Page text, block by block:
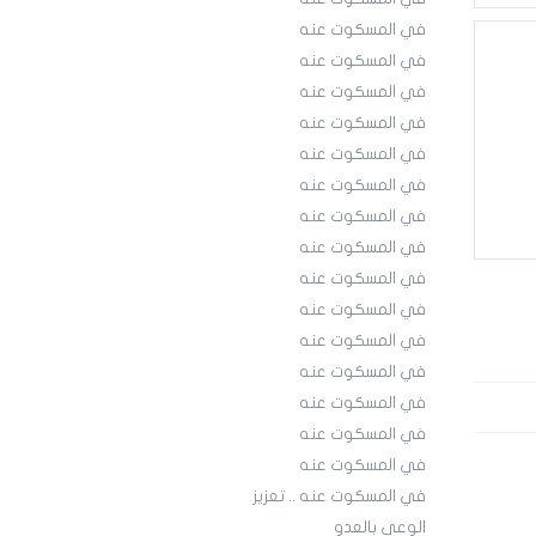
في المسكوت عنه
في المسكوت عنه
في المسكوت عنه
في المسكوت عنه
في المسكوت عنه
في المسكوت عنه
في المسكوت عنه
في المسكوت عنه
في المسكوت عنه
في المسكوت عنه
في المسكوت عنه
في المسكوت عنه
في المسكوت عنه
في المسكوت عنه
في المسكوت عنه
في المسكوت عنه .. تعزيز
الوعي بالعدو